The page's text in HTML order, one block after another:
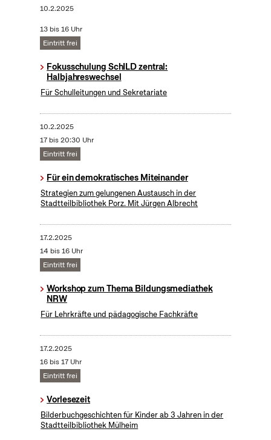
10.2.2025
13 bis 16 Uhr
Eintritt frei
Fokusschulung SchILD zentral:
Halbjahreswechsel
Für Schulleitungen und Sekretariate
10.2.2025
17 bis 20:30 Uhr
Eintritt frei
Für ein demokratisches Miteinander
Strategien zum gelungenen Austausch in der
Stadtteilbibliothek Porz. Mit Jürgen Albrecht
17.2.2025
14 bis 16 Uhr
Eintritt frei
Workshop zum Thema Bildungsmediathek
NRW
Für Lehrkräfte und pädagogische Fachkräfte
17.2.2025
16 bis 17 Uhr
Eintritt frei
Vorlesezeit
Bilderbuchgeschichten für Kinder ab 3 Jahren in der
Stadtteilbibliothek Mülheim